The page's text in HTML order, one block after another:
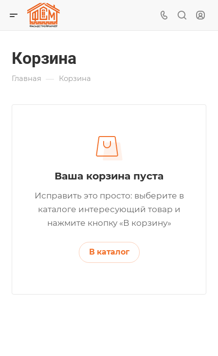
Корзина
Главная — Корзина
Ваша корзина пуста
Исправить это просто: выберите в
каталоге интересующий товар и
нажмите кнопку «В корзину»
В каталог